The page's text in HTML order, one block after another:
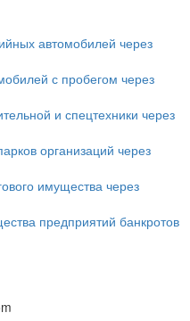
автомобилей через
с пробегом через
и спецтехники через
организаций через
имущества через
предприятий банкротов